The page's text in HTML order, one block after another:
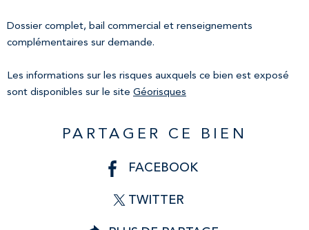
Dossier complet, bail commercial et renseignements
complémentaires sur demande.
Les informations sur les risques auxquels ce bien est exposé
sont disponibles sur le site Géorisques
PARTAGER CE BIEN
FACEBOOK
TWITTER